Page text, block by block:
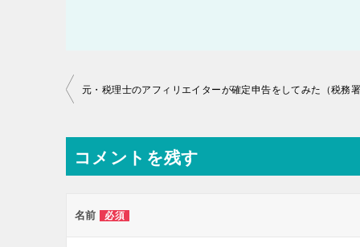
投
ナ
ビ
ー
コメントを残す
名前 必須